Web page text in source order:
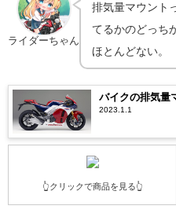
ライダーちゃん
排気量マウント
てるかのどっち
ほとんどない。
バイクの排気量
2023.1.1
👆クリックで商品を見る👆